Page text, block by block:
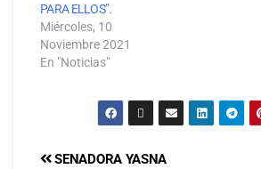
PARA ELLOS”.
Miércoles, 10
Noviembre 2021
En "Noticias"
SENADORA YASNA